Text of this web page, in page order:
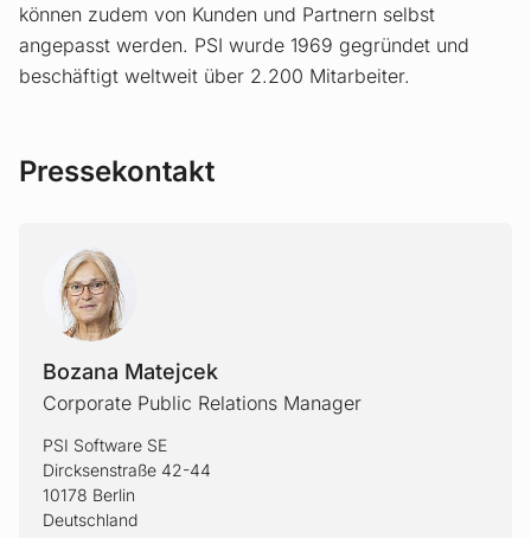
können zudem von Kunden und Partnern selbst
angepasst werden. PSI wurde 1969 gegründet und
beschäftigt weltweit über 2.200 Mitarbeiter.
Pressekontakt
BOZAN
Bozana Matejcek
Corporate Public Relations Manager
PSI Software SE
Dircksenstraße 42-44
10178 Berlin
Deutschland